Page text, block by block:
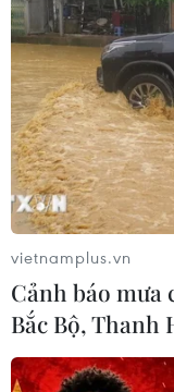
vietnamplus.vn
Cảnh báo mưa
Bắc Bộ, Thanh